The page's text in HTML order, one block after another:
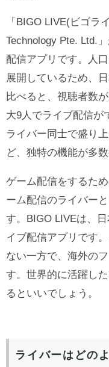
「BIGO LIVE(ビゴラ
Technology Pte. Ltd.
配信アプリです。人
展開しているため、
比べると、視聴者数
大9人でライブ配信が
ライバー同士で盛り
ど、独特の機能が多
ゲーム配信をするた
ーム配信のライバー
す。BIGO LIVEは、
イブ配信アプリです
ない一方で、海外の
す。世界的に活躍し
るといいでしょう。
ライバーはどの